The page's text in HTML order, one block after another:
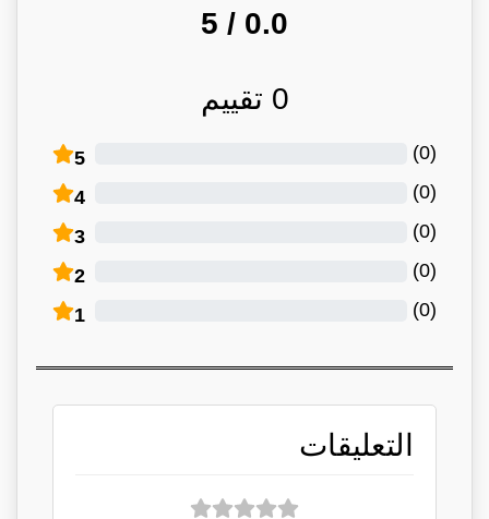
0.0
/ 5
0 تقييم
5 (
0
)
4 (
0
)
3 (
0
)
2 (
0
)
1 (
0
)
التعليقات